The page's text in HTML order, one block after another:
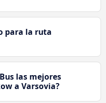
para la ruta
las mejores
a Varsovia?